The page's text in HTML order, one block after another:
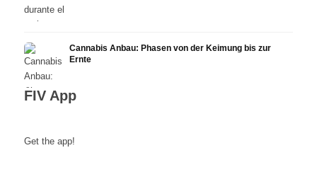
Cannabis Anbau: Phasen von der Keimung bis zur
Ernte
FIV App
Get the app!